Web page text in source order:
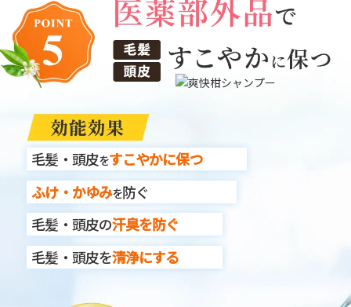
毛髪・頭皮をすこやかに保つ
ふけ・かゆみを防ぐ
毛髪・頭皮の汗臭を防ぐ
毛髪・頭皮を清浄にする